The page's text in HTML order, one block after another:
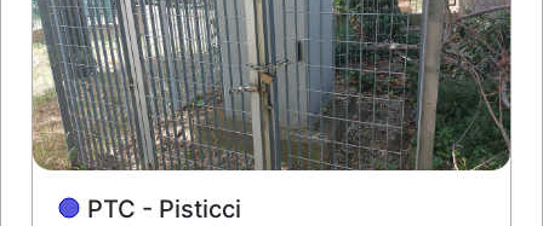
PTC - Pisticci